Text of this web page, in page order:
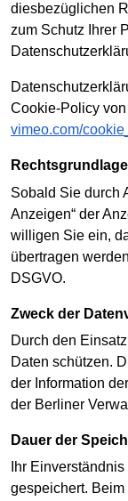
diesbezüglichen
zum Schutz Ihrer
Cookie-Policy
vimeo.com/
Sobald Sie durch
Anzeigen“ der
willigen Sie ein,
übertragen
DSGVO.
Zweck der
Durch den
Daten schützen.
der Information
der Berliner
Dauer der
Ihr
gespeichert.